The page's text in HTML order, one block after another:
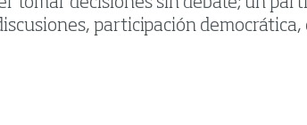
tomar decisiones sin debate; un
participación